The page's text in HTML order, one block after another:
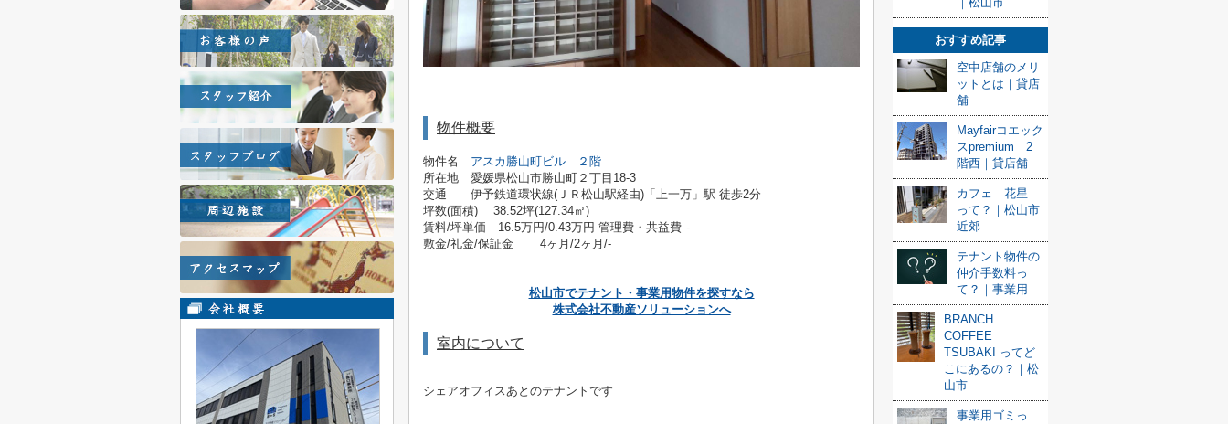
物件概要
物件名 アスカ勝山町ビル ２階
所在地 愛媛県松山市勝山町２丁目18-3
交通 伊予鉄道環状線(ＪＲ松山駅経由)「上一万」駅 徒歩2分
坪数(面積)
38.52坪(127.34㎡)
賃料/坪単価 16.5万円/0.43万円 管理費・共益費 -
敷金/礼金/保証金
4ヶ月/2ヶ月/-
松山市でテナント・事業用物件を探すなら
株式会社不動産ソリューションへ
室内について
シェアオフィスあとのテナントです
おすすめ記事
空中店舗のメリ
ットとは｜貸店
舗
Mayfairコエック
スpremium 2
階西｜貸店舗
カフェ 花星
って？｜松山市
近郊
テナント物件の
仲介手数料っ
て？｜事業用
BRANCH
COFFEE
TSUBAKI ってど
こにあるの？｜松
山市
事業用ゴミっ